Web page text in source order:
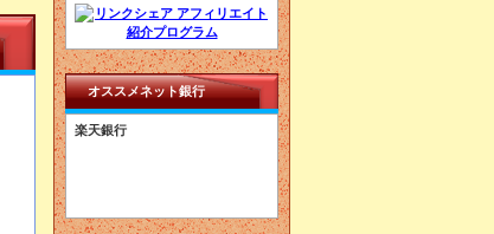
オススメネット銀行
楽天銀行